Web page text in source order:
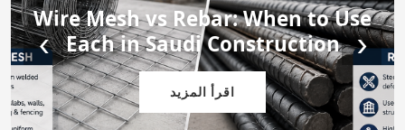
Wire Mesh vs Rebar: When to Use
Each in Saudi Construction
اقرأ المزيد
‹
›